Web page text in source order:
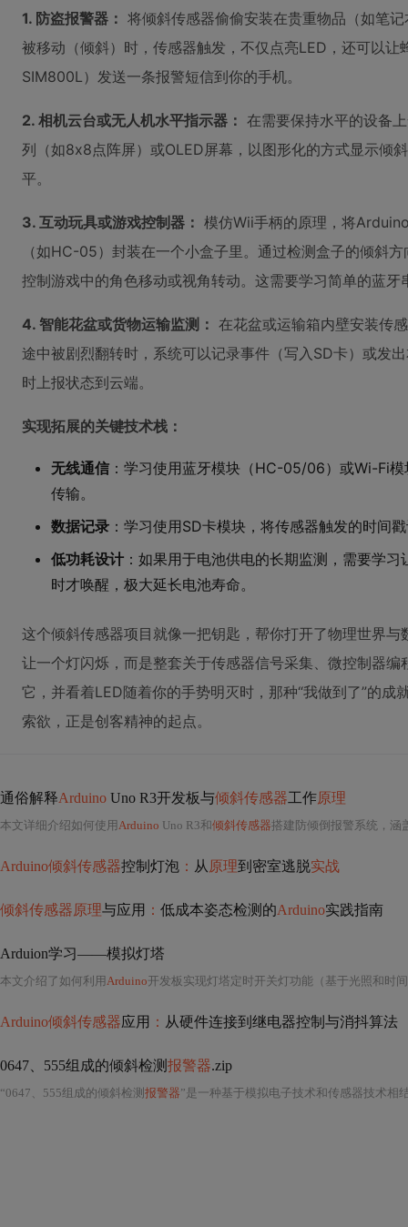
1. 防盗报警器： 将倾斜传感器偷偷安装在贵重物品（如笔
被移动（倾斜）时，传感器触发，不仅点亮LED，还可以
SIM800L）发送一条报警短信到你的手机。
2. 相机云台或无人机水平指示器： 在需要保持水平的设备
列（如8x8点阵屏）或OLED屏幕，以图形化的方式显示倾
平。
3. 互动玩具或游戏控制器： 模仿Wii手柄的原理，将
（如HC-05）封装在一个小盒子里。通过检测盒子的倾斜
控制游戏中的角色移动或视角转动。这需要学习简单的蓝牙
4. 智能花盆或货物运输监测： 在花盆或运输箱内壁安装传
途中被剧烈翻转时，系统可以记录事件（写入SD卡）或发
时上报状态到云端。
实现拓展的关键技术栈：
无线通信 ：学习使用蓝牙模块（HC-05/06）或Wi-Fi
传输。
数据记录 ：学习使用SD卡模块，将传感器触发的时间
低功耗设计 ：如果用于电池供电的长期监测，需要学
时才唤醒，极大延长电池寿命。
这个倾斜传感器项目就像一把钥匙，帮你打开了物理世界
让一个灯闪烁，而是整套关于传感器信号采集、微控制器
它，并看着LED随着你的手势明灭时，那种“我做到了”的
索欲，正是创客精神的起点。
通俗解释Arduino Uno R3开发板与倾斜传感器工作原理
本文详细介绍如何使用Arduino Uno R3和倾斜传感器搭建防倾倒报警系统，涵盖硬件连接、代码编写及常见问题解决方案。通过实例讲解信号抖动处理、安装
Arduino倾斜传感器控制灯泡 ： 从 原理到密室逃脱实战
倾斜传感器原理与应用 ： 低成本姿态检测的Arduino实践指南
Arduion学习——模拟灯塔
本文介绍了如何利用Arduino开发板实现灯塔定时开关灯功能（基于光照和时
Arduino倾斜传感器应用 ： 从硬件连接到继电器控制与消抖算法
0647、555组成的倾斜检测报警器.zip
“0647、555组成的倾斜检测 报警器”是一种基于模拟电子技术和传感器技术相结合的实用电子电路系统，主要用于检测物体是否发生